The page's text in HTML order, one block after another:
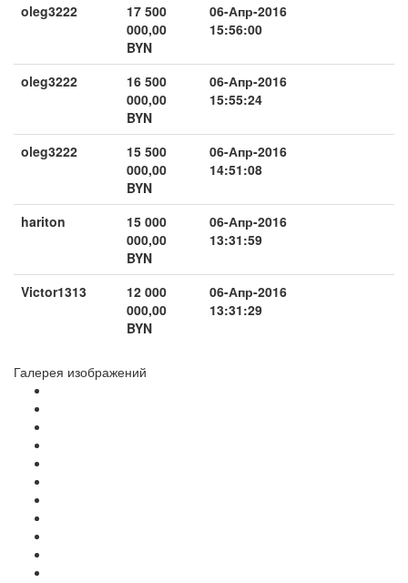
oleg3222
17 500
000,00
BYN
06-Апр-2016
15:56:00
oleg3222
16 500
000,00
BYN
06-Апр-2016
15:55:24
oleg3222
15 500
000,00
BYN
06-Апр-2016
14:51:08
hariton
15 000
000,00
BYN
06-Апр-2016
13:31:59
Victor1313
12 000
000,00
BYN
06-Апр-2016
13:31:29
Галерея изображений